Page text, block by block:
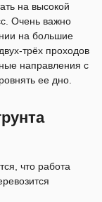
на высокой
Очень важно
на большие
трёх проходов
направления с
ее дно.
что работа